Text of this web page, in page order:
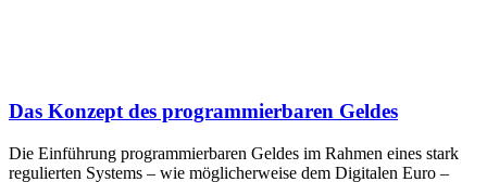
Das Konzept des programmierbaren Geldes
Die Einführung programmierbaren Geldes im Rahmen eines stark
regulierten Systems – wie möglicherweise dem Digitalen Euro –